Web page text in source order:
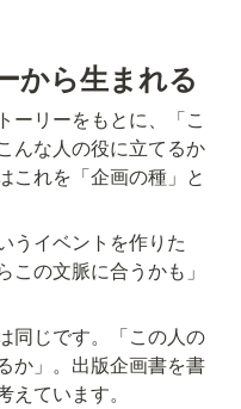
から生まれる
ーリーをもとに、「こ
んな人の役に立てるか
これを「企画の種」と
うイベントを作りた
の文脈に合うかも」
同じです。「この人の
か」。出版企画書を書
ています。